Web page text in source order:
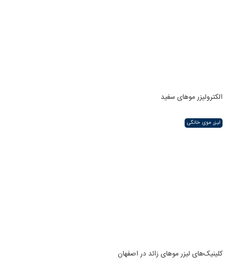
الکترولیزر موهای سفید
لیزر موی خانگی
کلینیک‌های لیزر موهای زائد در اصفهان